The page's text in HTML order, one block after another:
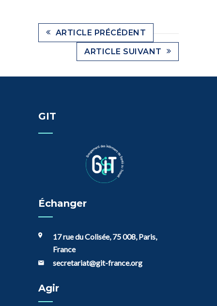
ARTICLE PRÉCÉDENT
ARTICLE SUIVANT
GIT
Échanger
17 rue du Colisée, 75 008, Paris,
France
secretariat@git-france.org
Agir